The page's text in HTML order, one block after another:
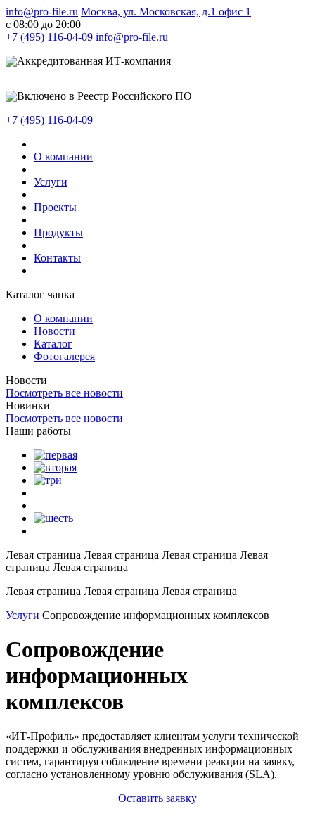
info@pro-file.ru Москва, ул. Московская, д.1 офис 1
c 08:00 до 20:00
+7 (495) 116-04-09 info@pro-file.ru
Аккредитованная ИТ-компания
Включено в Реестр Российского ПО
+7 (495) 116-04-09
О компании
Услуги
Проекты
Продукты
Контакты
Каталог чанка
О компании
Новости
Каталог
Фотогалерея
Новости
Посмотреть все новости
Новинки
Посмотреть все новости
Наши работы
Левая страница Левая страница Левая страница Левая
страница Левая страница
Левая страница Левая страница Левая страница
Услуги Сопровождение информационных комплексов
Сопровождение
информационных
комплексов
«ИТ-Профиль» предоставляет клиентам услуги технической
поддержки и обслуживания внедренных информационных
систем, гарантируя соблюдение времени реакции на заявку,
согласно установленному уровню обслуживания (SLA).
Оставить заявку